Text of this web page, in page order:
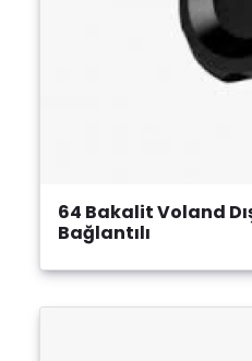
64 Bakalit Voland
Bağlantılı